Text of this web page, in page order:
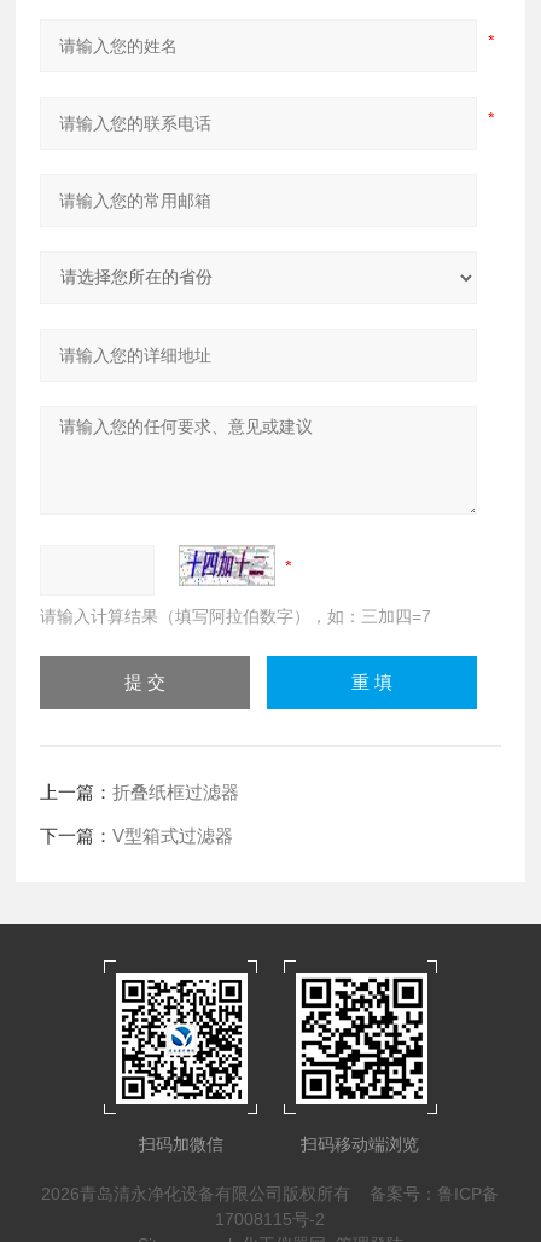
请输入计算结果（填写阿拉伯数字），如：三加四=7
上一篇：折叠纸框过滤器
下一篇：V型箱式过滤器
扫码加微信 扫码移动端浏览
2026青岛清永净化设备有限公司版权所有 备案号：鲁ICP备
17008115号-2